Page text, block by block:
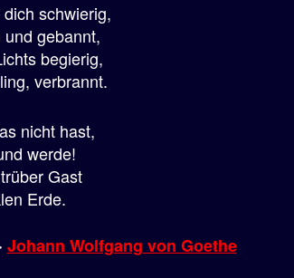
schwierig,
gebannt,
begierig,
verbrannt.
nicht hast,
werde!
Gast
Erde.
· Johann Wolfgang von Goethe